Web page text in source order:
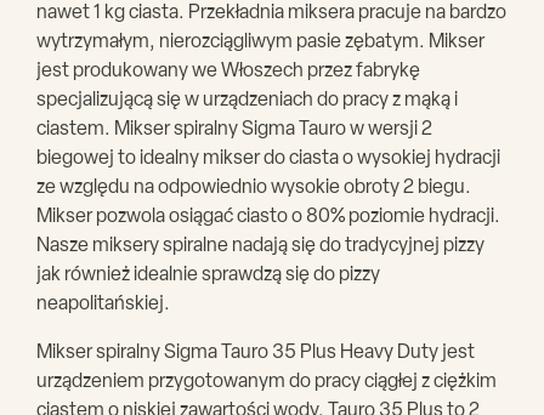
nawet 1 kg ciasta. Przekładnia miksera pracuje na bardzo
wytrzymałym, nierozciągliwym pasie zębatym. Mikser
jest produkowany we Włoszech przez fabrykę
specjalizującą się w urządzeniach do pracy z mąką i
ciastem. Mikser spiralny Sigma Tauro w wersji 2
biegowej to idealny mikser do ciasta o wysokiej hydracji
ze względu na odpowiednio wysokie obroty 2 biegu.
Mikser pozwola osiągać ciasto o 80% poziomie hydracji.
Nasze miksery spiralne nadają się do tradycyjnej pizzy
jak również idealnie sprawdzą się do pizzy
neapolitańskiej.
Mikser spiralny Sigma Tauro 35 Plus Heavy Duty jest
urządzeniem przygotowanym do pracy ciągłej z ciężkim